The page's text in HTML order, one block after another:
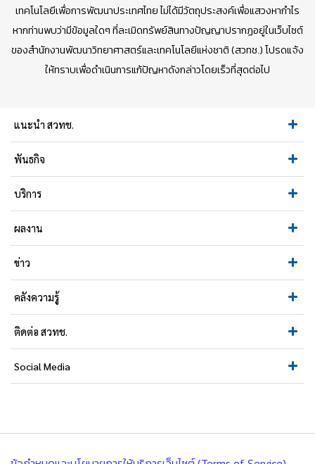
เทคโนโลยีเพื่อการพัฒนาประเทศไทย ไม่ได้มีวัตถุประสงค์เพื่อแสวงหากำไร
หากท่านพบว่ามีข้อมูลใดๆ ที่ละเมิดทรัพย์สินทางปัญญาปรากฏอยู่ในเว็บไซต์
ของสำนักงานพัฒนาวิทยาศาสตร์และเทคโนโลยีแห่งชาติ (สวทช.) โปรดแจ้ง
ให้ทราบเพื่อดำเนินการแก้ปัญหาดังกล่าวโดยเร็วที่สุดต่อไป
แนะนำ สวทช.
พันธกิจ
บริการ
ผลงาน
ข่าว
คลังความรู้
ติดต่อ สวทช.
Social Media